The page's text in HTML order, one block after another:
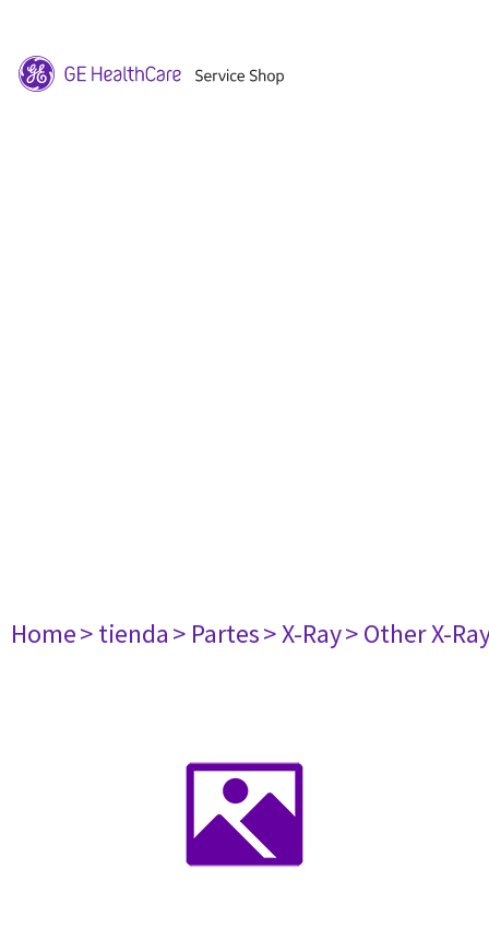
Home> tienda> Partes> X-Ray> Other X-